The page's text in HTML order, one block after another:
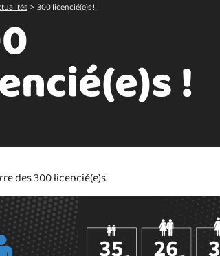
> 300 licencié(e)s !
!
des 300 licencié(e)s.